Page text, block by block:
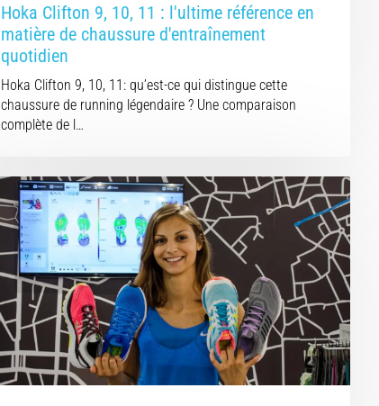
Hoka Clifton 9, 10, 11 : l'ultime référence en
matière de chaussure d'entraînement
quotidien
Hoka Clifton 9, 10, 11: qu’est-ce qui distingue cette
chaussure de running légendaire ? Une comparaison
complète de l…